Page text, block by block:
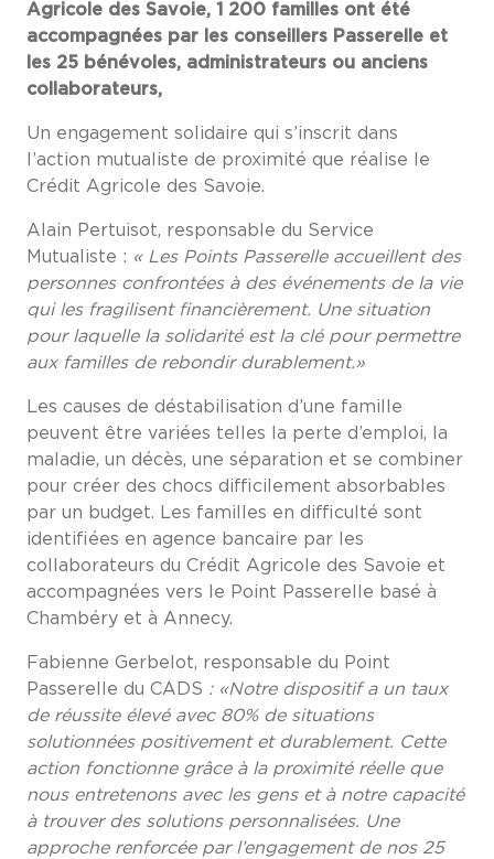
Agricole des Savoie, 1 200 familles ont été
accompagnées par les conseillers Passerelle et
les 25 bénévoles, administrateurs ou anciens
collaborateurs,
Un engagement solidaire qui s’inscrit dans
l’action mutualiste de proximité que réalise le
Crédit Agricole des Savoie.
Alain Pertuisot, responsable du Service
Mutualiste : « Les Points Passerelle accueillent des
personnes confrontées à des événements de la vie
qui les fragilisent financièrement. Une situation
pour laquelle la solidarité est la clé pour permettre
aux familles de rebondir durablement.»
Les causes de déstabilisation d’une famille
peuvent être variées telles la perte d’emploi, la
maladie, un décès, une séparation et se combiner
pour créer des chocs difficilement absorbables
par un budget. Les familles en difficulté sont
identifiées en agence bancaire par les
collaborateurs du Crédit Agricole des Savoie et
accompagnées vers le Point Passerelle basé à
Chambéry et à Annecy.
Fabienne Gerbelot, responsable du Point
Passerelle du CADS : «Notre dispositif a un taux
de réussite élevé avec 80% de situations
solutionnées positivement et durablement. Cette
action fonctionne grâce à la proximité réelle que
nous entretenons avec les gens et à notre capacité
à trouver des solutions personnalisées. Une
approche renforcée par l’engagement de nos 25